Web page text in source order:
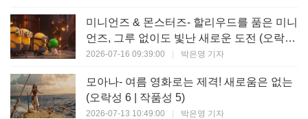
미니언즈 & 몬스터즈- 할리우드를 품은 미니
언즈, 그루 없이도 빛난 새로운 도전 (오락성
7 | 작품성 6)
2026-07-16 09:39:00 박은영 기자
모아나- 여름 영화로는 제격! 새로움은 없는
(오락성 6 | 작품성 5)
2026-07-13 10:49:00 박은영 기자